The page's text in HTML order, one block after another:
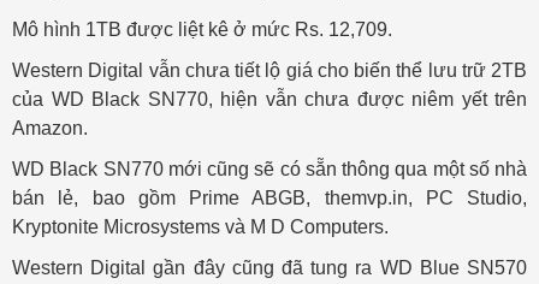
Mô hình 1TB được liệt kê ở mức Rs. 12,709.
Western Digital vẫn chưa tiết lộ giá cho biến thể lưu trữ 2TB
của WD Black SN770, hiện vẫn chưa được niêm yết trên
Amazon.
WD Black SN770 mới cũng sẽ có sẵn thông qua một số nhà
bán lẻ, bao gồm Prime ABGB, themvp.in, PC Studio,
Kryptonite Microsystems và M D Computers.
Western Digital gần đây cũng đã tung ra WD Blue SN570